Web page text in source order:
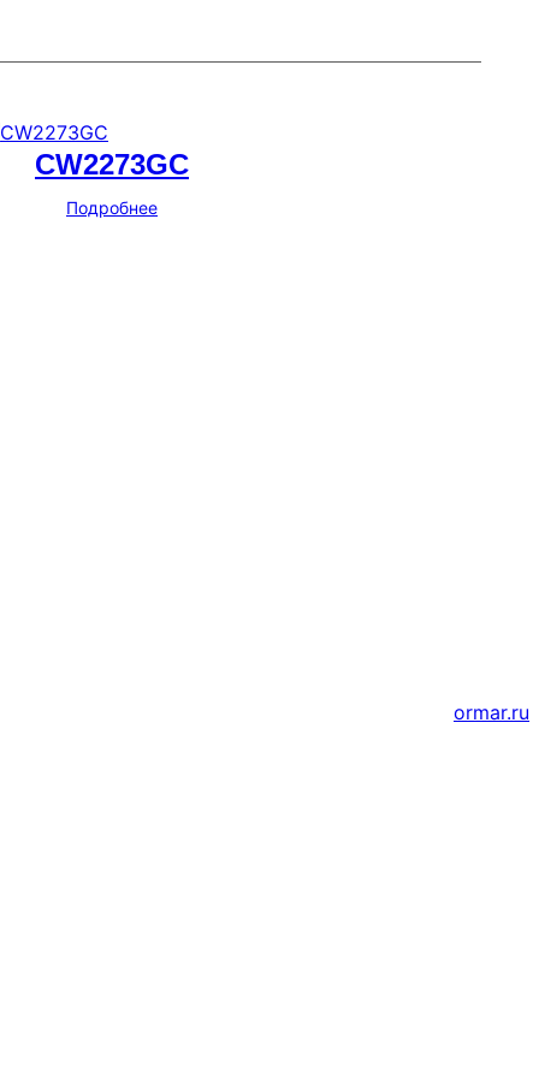
CW2273GC
Подробнее
ormar.ru